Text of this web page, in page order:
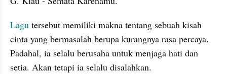
Lagu tersebut memiliki makna tentang sebuah kisah
cinta yang bermasalah berupa kurangnya rasa percaya.
Padahal, ia selalu berusaha untuk menjaga hati dan
setia. Akan tetapi ia selalu disalahkan.